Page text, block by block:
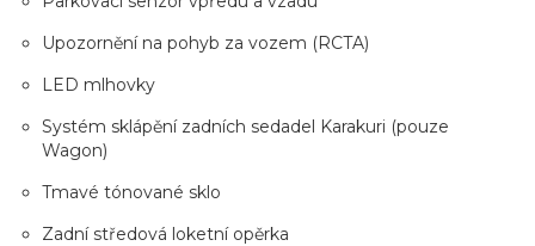
Upozornění na pohyb za vozem (RCTA)
LED mlhovky
Systém sklápění zadních sedadel Karakuri (pouze
Wagon)
Tmavé tónované sklo
Zadní středová loketní opěrka